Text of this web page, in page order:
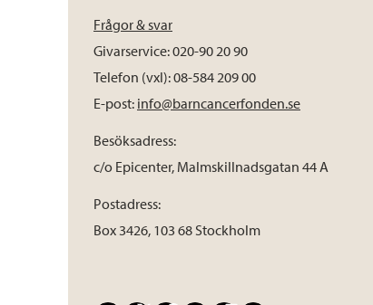
Frågor & svar
Givarservice: 020-90 20 90
Telefon (vxl): 08-584 209 00
E-post: info@barncancerfonden.se
Besöksadress:
c/o Epicenter, Malmskillnadsgatan 44 A
Postadress:
Box 3426, 103 68 Stockholm